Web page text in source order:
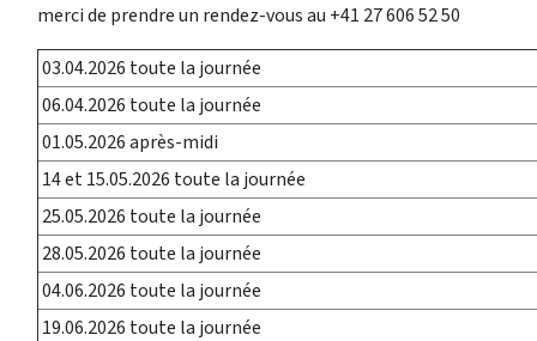
merci de prendre un rendez-vous au +41 27 606 52 50
03.04.2026 toute la journée
06.04.2026 toute la journée
01.05.2026 après-midi
14 et 15.05.2026 toute la journée
25.05.2026 toute la journée
28.05.2026 toute la journée
04.06.2026 toute la journée
19.06.2026 toute la journée